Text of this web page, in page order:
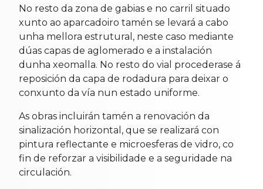
No resto da zona de gabias e no carril situado
xunto ao aparcadoiro tamén se levará a cabo
unha mellora estrutural, neste caso mediante
dúas capas de aglomerado e a instalación
dunha xeomalla. No resto do vial procederase á
reposición da capa de rodadura para deixar o
conxunto da vía nun estado uniforme.
As obras incluirán tamén a renovación da
sinalización horizontal, que se realizará con
pintura reflectante e microesferas de vidro, co
fin de reforzar a visibilidade e a seguridade na
circulación.